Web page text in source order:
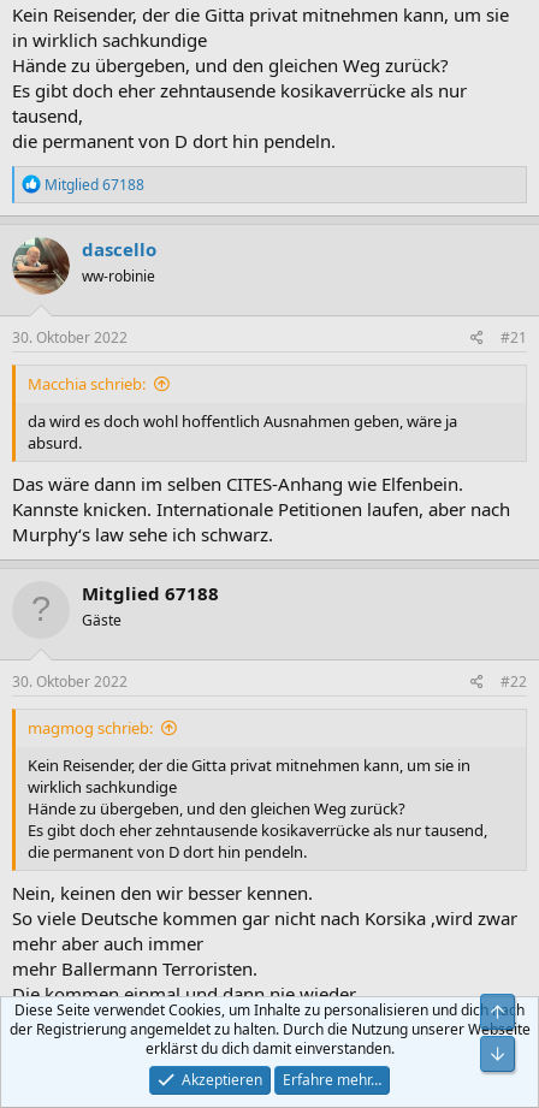
Kein Reisender, der die Gitta privat mitnehmen kann, um sie
in wirklich sachkundige
Hände zu übergeben, und den gleichen Weg zurück?
Es gibt doch eher zehntausende kosikaverrücke als nur
tausend,
die permanent von D dort hin pendeln.
R
e
a
k
t
i
o
n
e
Mitglied 67188
dascello
ww-robinie
30. Oktober 2022 #21
Macchia schrieb:
da wird es doch wohl hoffentlich Ausnahmen geben, wäre ja
absurd.
Das wäre dann im selben CITES-Anhang wie Elfenbein.
Kannste knicken. Internationale Petitionen laufen, aber nach
Murphy‘s law sehe ich schwarz.
Mitglied 67188
Gäste
30. Oktober 2022 #22
magmog schrieb:
Kein Reisender, der die Gitta privat mitnehmen kann, um sie in
wirklich sachkundige
Hände zu übergeben, und den gleichen Weg zurück?
Es gibt doch eher zehntausende kosikaverrücke als nur tausend,
die permanent von D dort hin pendeln.
Nein, keinen den wir besser kennen.
So viele Deutsche kommen gar nicht nach Korsika ,wird zwar
mehr aber auch immer
mehr Ballermann Terroristen.
Die kommen einmal und dann nie wieder...
Die, die wir kennen und auch pendeln machen das vielleicht
im 6 Monate Rhythmus.
So eine Gitarre in ihrem Koffer ist schon ein ganz schöner
Diese Seite verwendet Cookies, um Inhalte zu personalisieren und dich nach
der Registrierung angemeldet zu halten. Durch die Nutzung unserer Webseite
erklärst du dich damit einverstanden.
Akzeptieren
Erfahre mehr…